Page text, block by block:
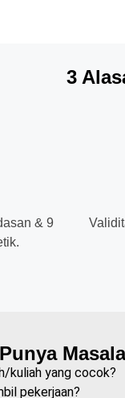
3
& 9
kuliah yang cocok?
pekerjaan?